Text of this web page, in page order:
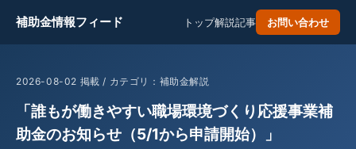
補助金情報フィード トップ解説記事 お問い合わせ
2026-08-02 掲載 / カテゴリ：補助金解説
「誰もが働きやすい職場環境づくり応援事業補
助金のお知らせ（5/1から申請開始）」